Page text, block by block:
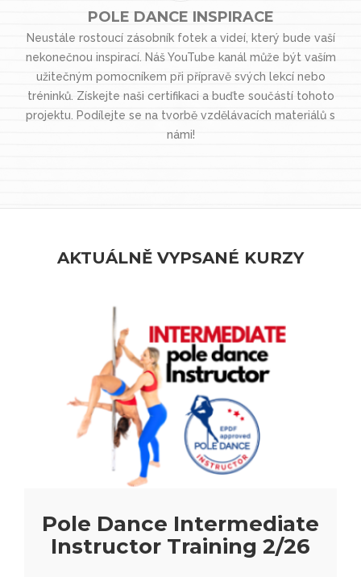
POLE DANCE INSPIRACE
Neustále rostoucí zásobník fotek a videí, který bude vaší
nekonečnou inspirací. Náš YouTube kanál může být vaším
užitečným pomocníkem při přípravě svých lekcí nebo
tréninků. Získejte naši certifikaci a buďte součástí tohoto
projektu. Podílejte se na tvorbě vzdělávacích materiálů s
námi!
AKTUÁLNĚ VYPSANÉ KURZY
Pole Dance Intermediate
Instructor Training 2/26